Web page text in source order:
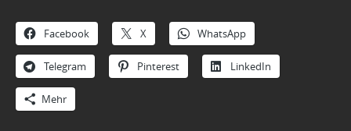
Facebook X WhatsApp
Telegram Pinterest LinkedIn
Mehr